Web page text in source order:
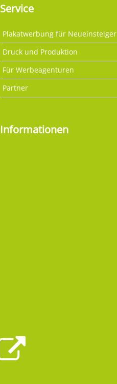
Service
Plakatwerbung für Neueinsteiger
Druck und Produktion
Für Werbeagenturen
Partner
Informationen